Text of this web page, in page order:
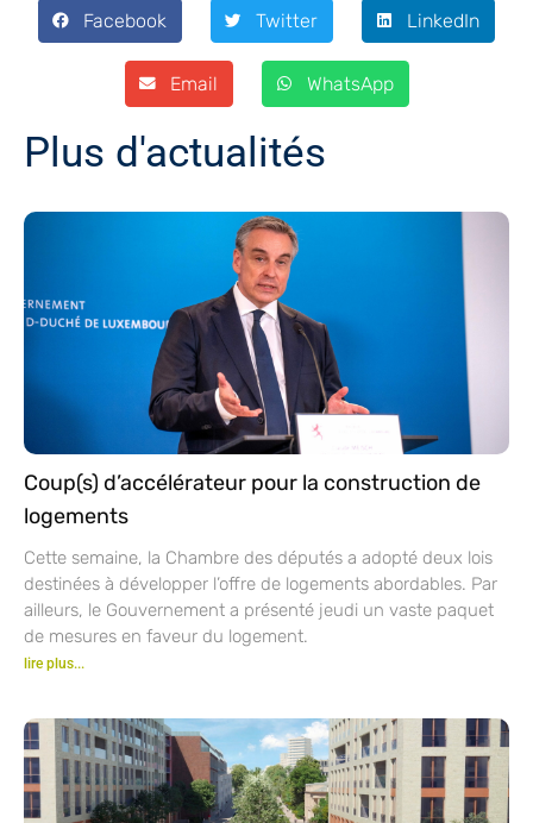
Facebook Twitter LinkedIn
Email WhatsApp
Plus d'actualités
Coup(s) d’accélérateur pour la construction de
logements
Cette semaine, la Chambre des députés a adopté deux lois
destinées à développer l’offre de logements abordables. Par
ailleurs, le Gouvernement a présenté jeudi un vaste paquet
de mesures en faveur du logement.
lire plus...